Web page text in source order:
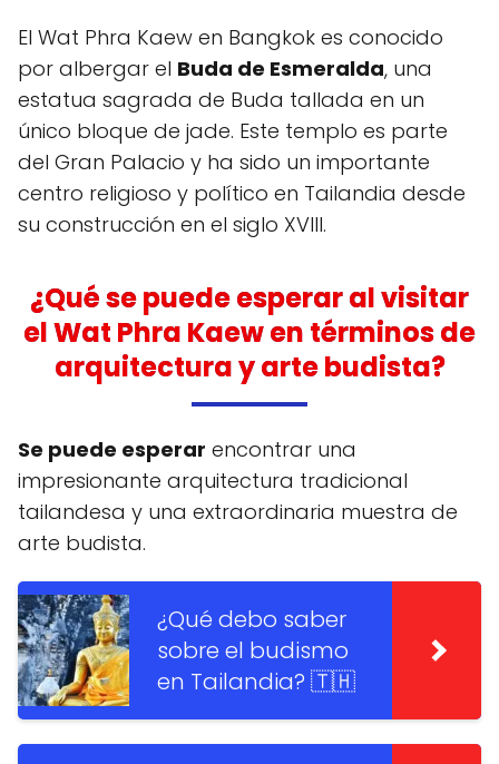
El Wat Phra Kaew en Bangkok es conocido
por albergar el Buda de Esmeralda, una
estatua sagrada de Buda tallada en un
único bloque de jade. Este templo es parte
del Gran Palacio y ha sido un importante
centro religioso y político en Tailandia desde
su construcción en el siglo XVIII.
¿Qué se puede esperar al visitar
el Wat Phra Kaew en términos de
arquitectura y arte budista?
Se puede esperar encontrar una
impresionante arquitectura tradicional
tailandesa y una extraordinaria muestra de
arte budista.
¿Qué debo saber
sobre el budismo
en Tailandia? 🇹🇭